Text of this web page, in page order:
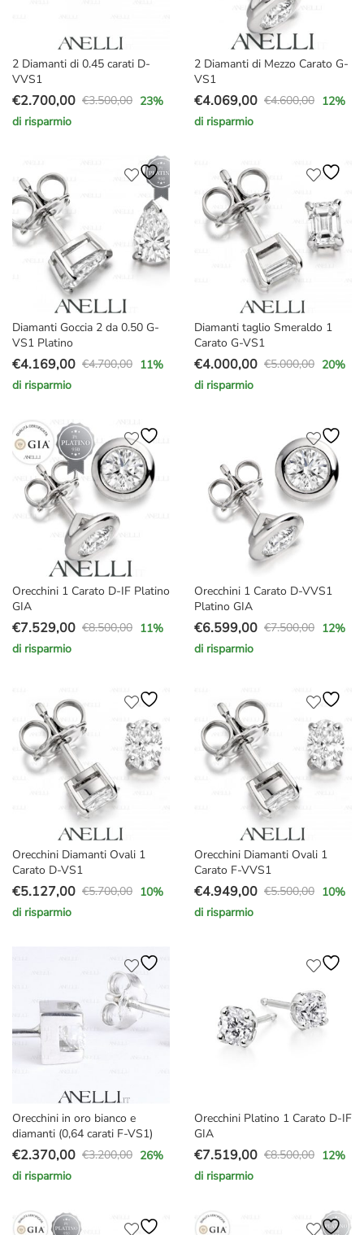
2 Diamanti di 0.45 carati D-
VVS1
€3.500,00
Il
prezzo
€3.500,00.
€2.700,00
Il
prezzo
€2.700,00.
23%
di risparmio
2 Diamanti di Mezzo Carato G-
VS1
€4.600,00
Il
prezzo
€4.600,00.
€4.069,00
Il
prezzo
€4.069,00.
12%
di risparmio
Diamanti Goccia 2 da 0.50 G-
VS1 Platino
€4.700,00
Il
prezzo
era:
€4.700,00.
€4.169,00
Il
prezzo
è:
€4.169,00.
11%
di risparmio
Diamanti taglio Smeraldo 1
Carato G-VS1
€5.000,00
Il
prezzo
€4.000,00
Il
prezzo
20%
di risparmio
Orecchini 1 Carato D-IF Platino
GIA
€8.500,00
Il
prezzo
€8.500,00.
€7.529,00
Il
prezzo
€7.529,00.
11%
di risparmio
Orecchini 1 Carato D-VVS1
Platino GIA
€7.500,00
Il
prezzo
€7.500,00.
€6.599,00
Il
prezzo
€6.599,00.
12%
di risparmio
Orecchini Diamanti Ovali 1
Carato D-VS1
€5.700,00
Il
prezzo
€5.127,00
Il
prezzo
10%
di risparmio
Orecchini Diamanti Ovali 1
Carato F-VVS1
€5.500,00
Il
prezzo
€4.949,00
Il
prezzo
10%
di risparmio
Orecchini in oro bianco e
diamanti (0,64 carati F-VS1)
€3.200,00
Il
prezzo
era:
€2.370,00
Il
prezzo
è:
26%
di risparmio
Orecchini Platino 1 Carato D-IF
GIA
€8.500,00
Il
prezzo
era:
€7.519,00
Il
prezzo
è:
12%
di risparmio